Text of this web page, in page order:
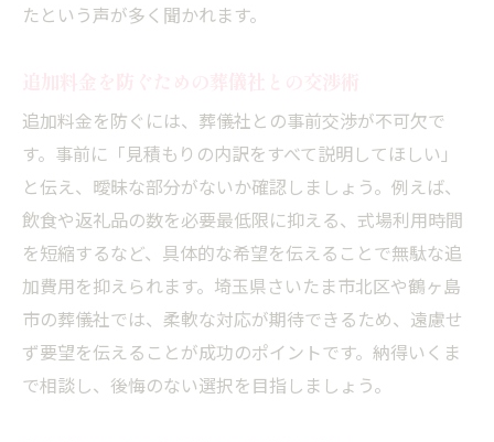
たという声が多く聞かれます。
追加料金を防ぐには、葬儀社との事前交渉が不可欠で
す。事前に「見積もりの内訳をすべて説明してほしい」
と伝え、曖昧な部分がないか確認しましょう。例えば、
飲食や返礼品の数を必要最低限に抑える、式場利用時間
を短縮するなど、具体的な希望を伝えることで無駄な追
加費用を抑えられます。埼玉県さいたま市北区や鶴ヶ島
市の葬儀社では、柔軟な対応が期待できるため、遠慮せ
ず要望を伝えることが成功のポイントです。納得いくま
で相談し、後悔のない選択を目指しましょう。